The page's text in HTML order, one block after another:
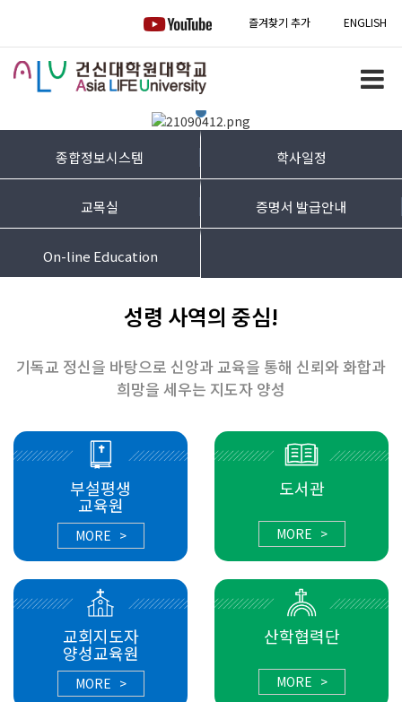
즐겨찾기 추가 ENGLISH
종합정보시스템 학사일정
교목실 증명서 발급안내
On-line Education
성령 사역의 중심!
기독교 정신을 바탕으로 신앙과 교육을 통해 신뢰와 화합과
희망을 세우는 지도자 양성
부설평생
교육원
MORE >
도서관
MORE >
교회지도자
양성교육원
MORE >
산학협력단
MORE >